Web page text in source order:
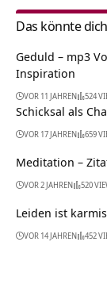
Das könnte
Geduld – mp3
Inspiration
VOR 11 JAHREN 524
Schicksal als
VOR 17 JAHREN 659
Meditation –
VOR 2 JAHREN 520
Leiden ist
VOR 14 JAHREN 452